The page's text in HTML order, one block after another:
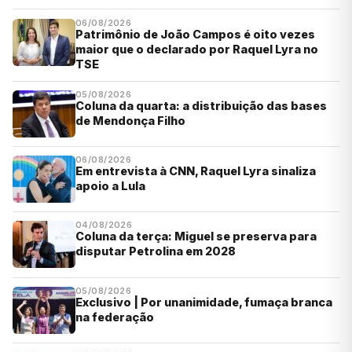
06/08/2026
Patrimônio de João Campos é oito vezes
maior que o declarado por Raquel Lyra no
TSE
05/08/2026
Coluna da quarta: a distribuição das bases
de Mendonça Filho
06/08/2026
Em entrevista à CNN, Raquel Lyra sinaliza
apoio a Lula
04/08/2026
Coluna da terça: Miguel se preserva para
disputar Petrolina em 2028
05/08/2026
Exclusivo | Por unanimidade, fumaça branca
na federação